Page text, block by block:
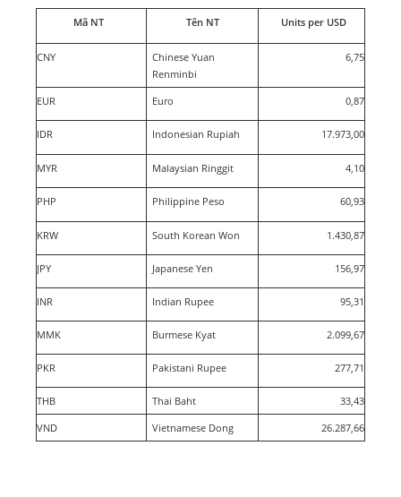
Mã NT Tên NT Units per USD
CNY
Chinese Yuan
Renminbi
6,75
EUR Euro 0,87
IDR Indonesian Rupiah 17.973,00
MYR Malaysian Ringgit 4,10
PHP Philippine Peso 60,93
KRW South Korean Won 1.430,87
JPY Japanese Yen 156,97
INR Indian Rupee 95,31
MMK Burmese Kyat 2.099,67
PKR Pakistani Rupee 277,71
THB Thai Baht
33,43
VND
Vietnamese Dong 26.287,66